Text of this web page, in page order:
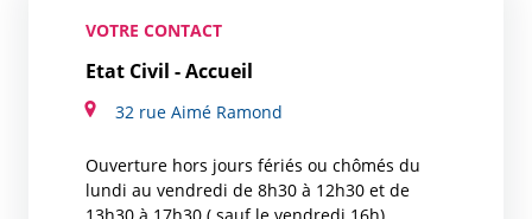
VOTRE CONTACT
Etat Civil - Accueil
32 rue Aimé Ramond
Ouverture hors jours fériés ou chômés du
lundi au vendredi de 8h30 à 12h30 et de